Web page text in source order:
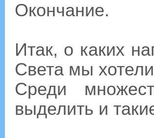
Окончание.
Итак, о каких
Света мы
Среди
выделить и